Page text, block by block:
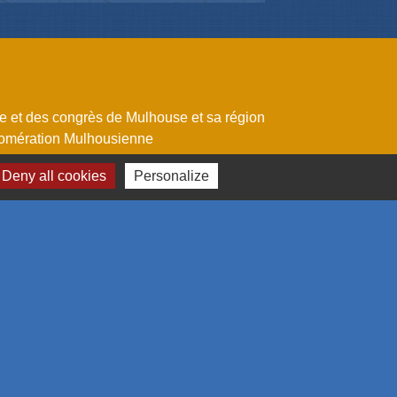
et des congrès de Mulhouse et sa région
Mulhousienne
l'emploi
Deny all cookies Personalize